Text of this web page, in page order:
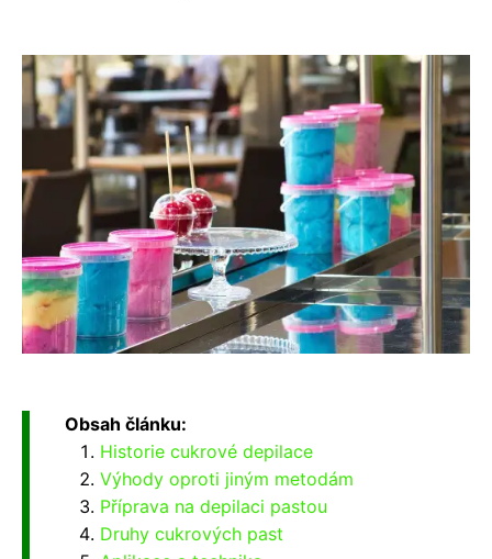
Obsah článku:
Historie cukrové depilace
Výhody oproti jiným metodám
Příprava na depilaci pastou
Druhy cukrových past